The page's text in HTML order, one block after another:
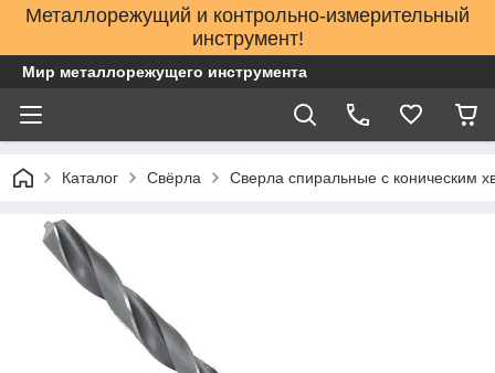
Металлорежущий и контрольно-измерительный
инструмент!
Мир металлорежущего инструмента
Каталог Свёрла Сверла спиральные с коническим